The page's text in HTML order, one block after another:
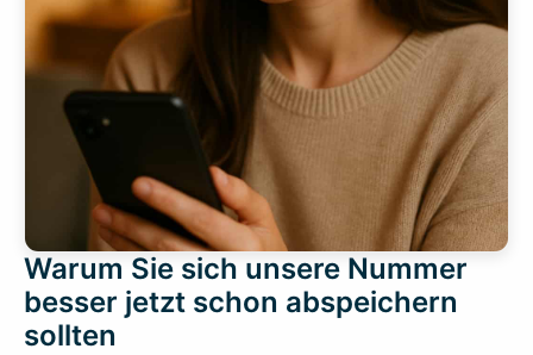
Warum Sie sich unsere Nummer
besser jetzt schon abspeichern
sollten